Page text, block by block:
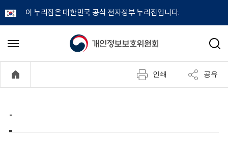
이 누리집은 대한민국 공식 전자정부 누리집입니다.
개
정
보
메
기
검
인쇄 공유
-